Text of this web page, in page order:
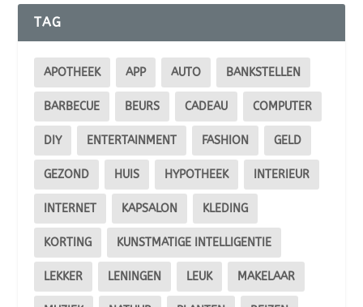
TAG
APOTHEEK APP AUTO BANKSTELLEN
BARBECUE BEURS CADEAU COMPUTER
DIY ENTERTAINMENT FASHION GELD
GEZOND HUIS HYPOTHEEK INTERIEUR
INTERNET KAPSALON KLEDING
KORTING KUNSTMATIGE INTELLIGENTIE
LEKKER LENINGEN LEUK MAKELAAR